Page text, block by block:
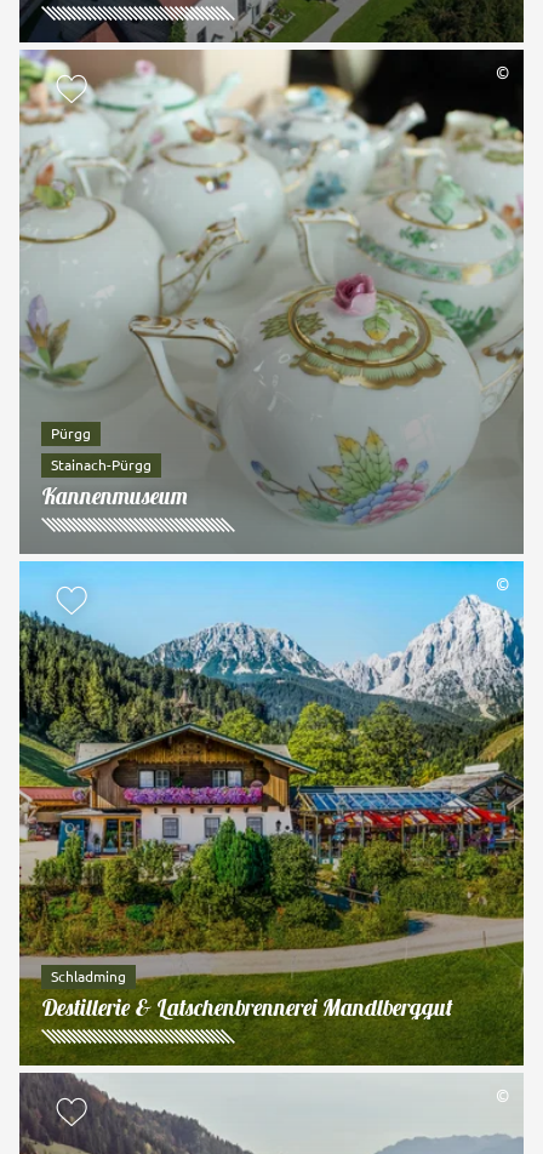
©
zur Merkliste hinzufügen
Pürgg
Stainach-Pürgg
Kannenmuseum
©
Schladming
Destillerie & Latschenbrennerei Mandlberggut
©
zur Merkliste hinzufügen